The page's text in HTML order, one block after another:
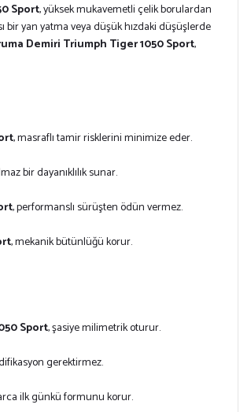
Sport, yüksek mukavemetli çelik borulardan
bir yan yatma veya düşük hızdaki düşüşlerde
Demiri Triumph Tiger 1050 Sport,
, masraflı tamir risklerini minimize eder.
bir dayanıklılık sunar.
, performanslı sürüşten ödün vermez.
, mekanik bütünlüğü korur.
Sport, şasiye milimetrik oturur.
gerektirmez.
ilk günkü formunu korur.